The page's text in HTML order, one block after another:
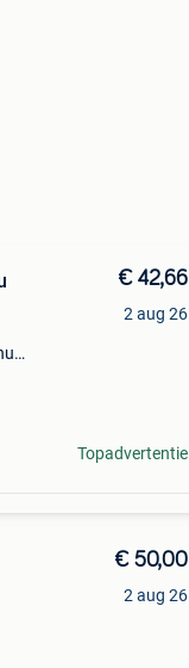
€ 42,66
2 aug 26
Topadvertentie
€ 50,00
2 aug 26